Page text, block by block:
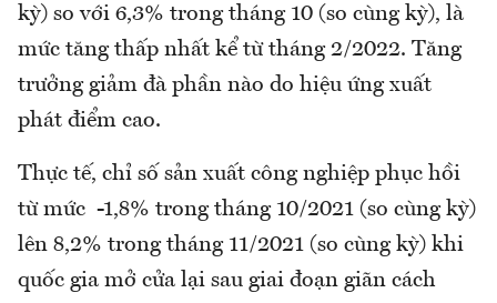
kỳ) so với 6,3% trong tháng 10 (so cùng kỳ), là
mức tăng thấp nhất kể từ tháng 2/2022. Tăng
trưởng giảm đà phần nào do hiệu ứng xuất
phát điểm cao.
Thực tế, chỉ số sản xuất công nghiệp phục hồi
từ mức -1,8% trong tháng 10/2021 (so cùng kỳ)
lên 8,2% trong tháng 11/2021 (so cùng kỳ) khi
quốc gia mở cửa lại sau giai đoạn giãn cách